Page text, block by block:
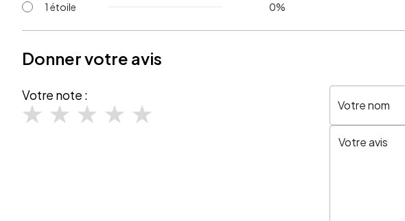
1 étoile
0%
Donner votre avis
Votre note :
Votre nom